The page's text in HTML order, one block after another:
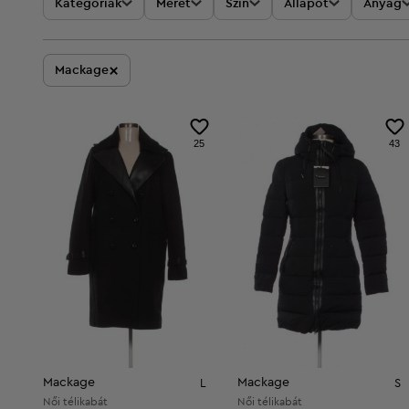
Kategóriák Méret Szín Állapot Anyag
Mackage×
25
Mackage
Női télikabát
43
Mackage S
Női télikabát